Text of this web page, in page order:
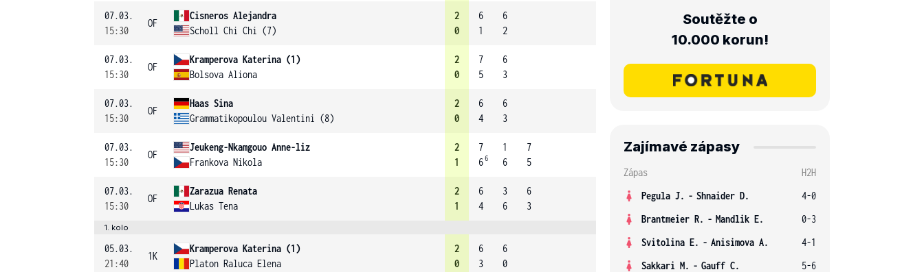
07.03.
15:30
OF
Cisneros Alejandra
Scholl Chi Chi (7)
2
0
6
1
6
2
07.03.
15:30
OF
Kramperova Katerina (1)
Bolsova Aliona
2
0
7
5
6
3
07.03.
15:30
OF
Haas Sina
Grammatikopoulou Valentini (8)
2
0
6
4
6
3
07.03.
15:30
OF
Jeukeng-Nkamgouo Anne-liz
Frankova Nikola
2
1
7
66
1
6
7
5
07.03.
15:30
OF
Zarazua Renata
Lukas Tena
2
1
6
4
3
6
6
3
1. kolo
05.03.
21:40
1K
Kramperova Katerina (1)
Platon Raluca Elena
2
0
6
3
6
0
Soutěžte o
10.000 korun!
Zajímavé zápasy
Zápas
H2H
Pegula J. - Shnaider D.
4-0
Brantmeier R. - Mandlik E.
0-3
Svitolina E. - Anisimova A.
4-1
Sakkari M. - Gauff C.
5-6